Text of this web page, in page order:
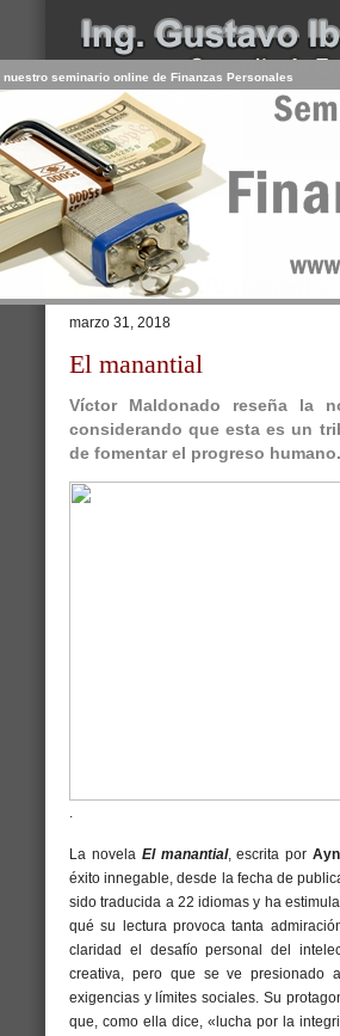
INICIO SERVICIOS
CONTACTO USUARIO
Browse >Home/
75 años de «El
marzo 31, 2018
El manantial
Víctor Maldonado reseña la
considerando que esta es un
de fomentar el progreso humano.
.
La novela El manantial, escrita por
éxito innegable, desde la fecha de
sido traducida a 22 idiomas y ha
qué su lectura provoca tanta
claridad el desafío personal del
creativa, pero que se ve presionado
exigencias y límites sociales. Su
que, como ella dice, «lucha por la
seminario online de Finanzas Personales